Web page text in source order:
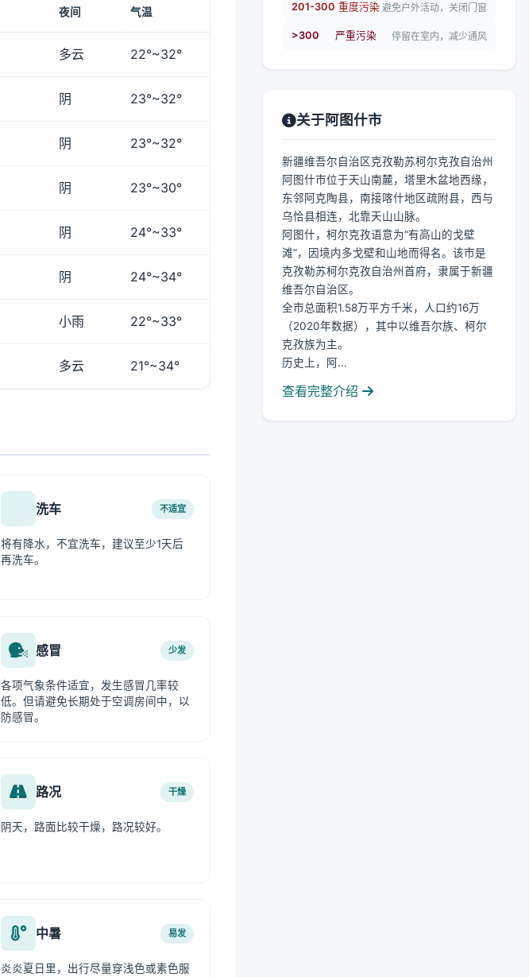
夜间 气温
多云 22°~32°
阴 23°~32°
阴 23°~32°
阴 23°~30°
阴 24°~33°
阴 24°~34°
小雨 22°~33°
多云 21°~34°
洗车 不适宜
将有降水，不宜洗车，建议至少1天后
再洗车。
感冒 少发
各项气象条件适宜，发生感冒几率较
低。但请避免长期处于空调房间中，以
防感冒。
路况 干燥
阴天，路面比较干燥，路况较好。
中暑 易发
炎炎夏日里，出行尽量穿浅色或素色服
201-300 重度污染 避免户外活动，关闭门窗
>300 严重污染 停留在室内，减少通风
关于阿图什市
新疆维吾尔自治区克孜勒苏柯尔克孜自治州
阿图什市位于天山南麓，塔里木盆地西缘，
东邻阿克陶县，南接喀什地区疏附县，西与
乌恰县相连，北靠天山山脉。
阿图什，柯尔克孜语意为“有高山的戈壁
滩”，因境内多戈壁和山地而得名。该市是
克孜勒苏柯尔克孜自治州首府，隶属于新疆
维吾尔自治区。
全市总面积1.58万平方千米，人口约16万
（2020年数据），其中以维吾尔族、柯尔
克孜族为主。
历史上，阿...
查看完整介绍